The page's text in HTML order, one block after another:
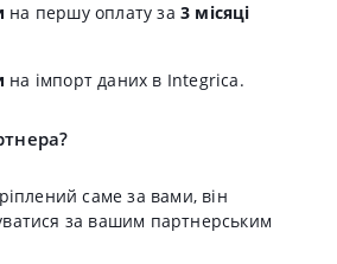
на першу оплату за 3 місяці
на імпорт даних в Integrica.
саме за вами, він
за вашим партнерським